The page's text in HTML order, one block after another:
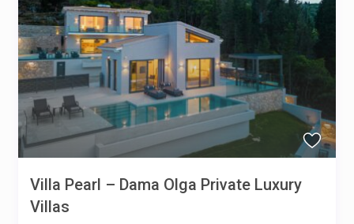
Villa Pearl – Dama Olga Private Luxury
Villas